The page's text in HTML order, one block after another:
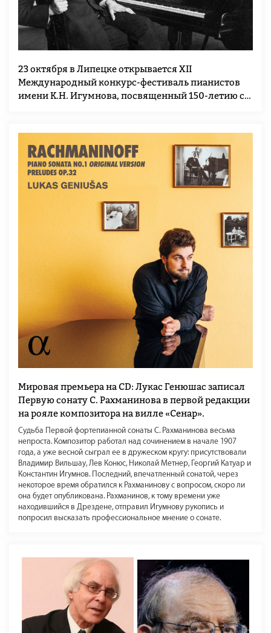
23 октября в Липецке открывается XII
Международный конкурс-фестиваль пианистов
имени К.Н. Игумнова, посвященный 150-летию со
Мировая премьера на CD: Лукас Генюшас записал
Первую сонату С. Рахманинова в первой редакции
на рояле композитора на вилле «Сенар».
Судьба Первой фортепианной сонаты С. Рахманинова весьма
непроста. Композитор работал над сочинением в начале 1907
года, а уже весной сыграл ее в дружеском кругу: присутствовали
Владимир Вильшау, Лев Конюс, Николай Метнер, Георгий Катуар и
Константин Игумнов. Последний, впечатленный сонатой, через
некоторое время обратился к Рахманинову с вопросом, скоро ли
она будет опубликована. Рахманинов, к тому времени уже
находившийся в Дрездене, отправил Игумнову рукопись и
попросил высказать профессиональное мнение о сонате.